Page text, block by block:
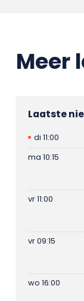
Meer
Laatste
di 11:00
ma 10:15
vr 11:00
vr 09:15
wo 16:00